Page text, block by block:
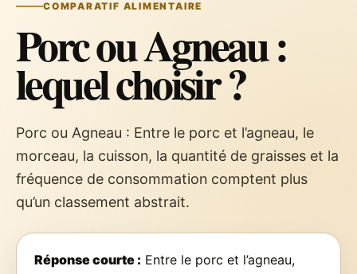
COMPARATIF ALIMENTAIRE
Porc ou Agneau :
lequel choisir ?
Porc ou Agneau : Entre le porc et l’agneau, le
morceau, la cuisson, la quantité de graisses et la
fréquence de consommation comptent plus
qu’un classement abstrait.
Réponse courte : Entre le porc et l’agneau,